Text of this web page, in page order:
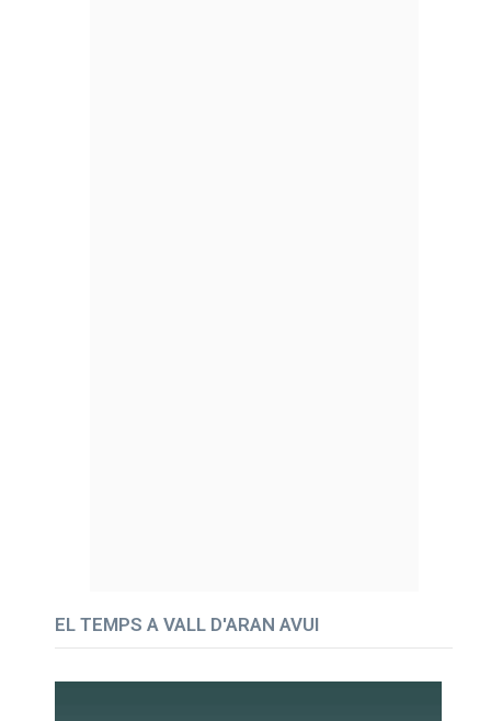
EL TEMPS A VALL D'ARAN AVUI